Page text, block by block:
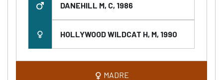
DANEHILL M, C, 1986
HOLLYWOOD WILDCAT H, M, 1990
MADRE